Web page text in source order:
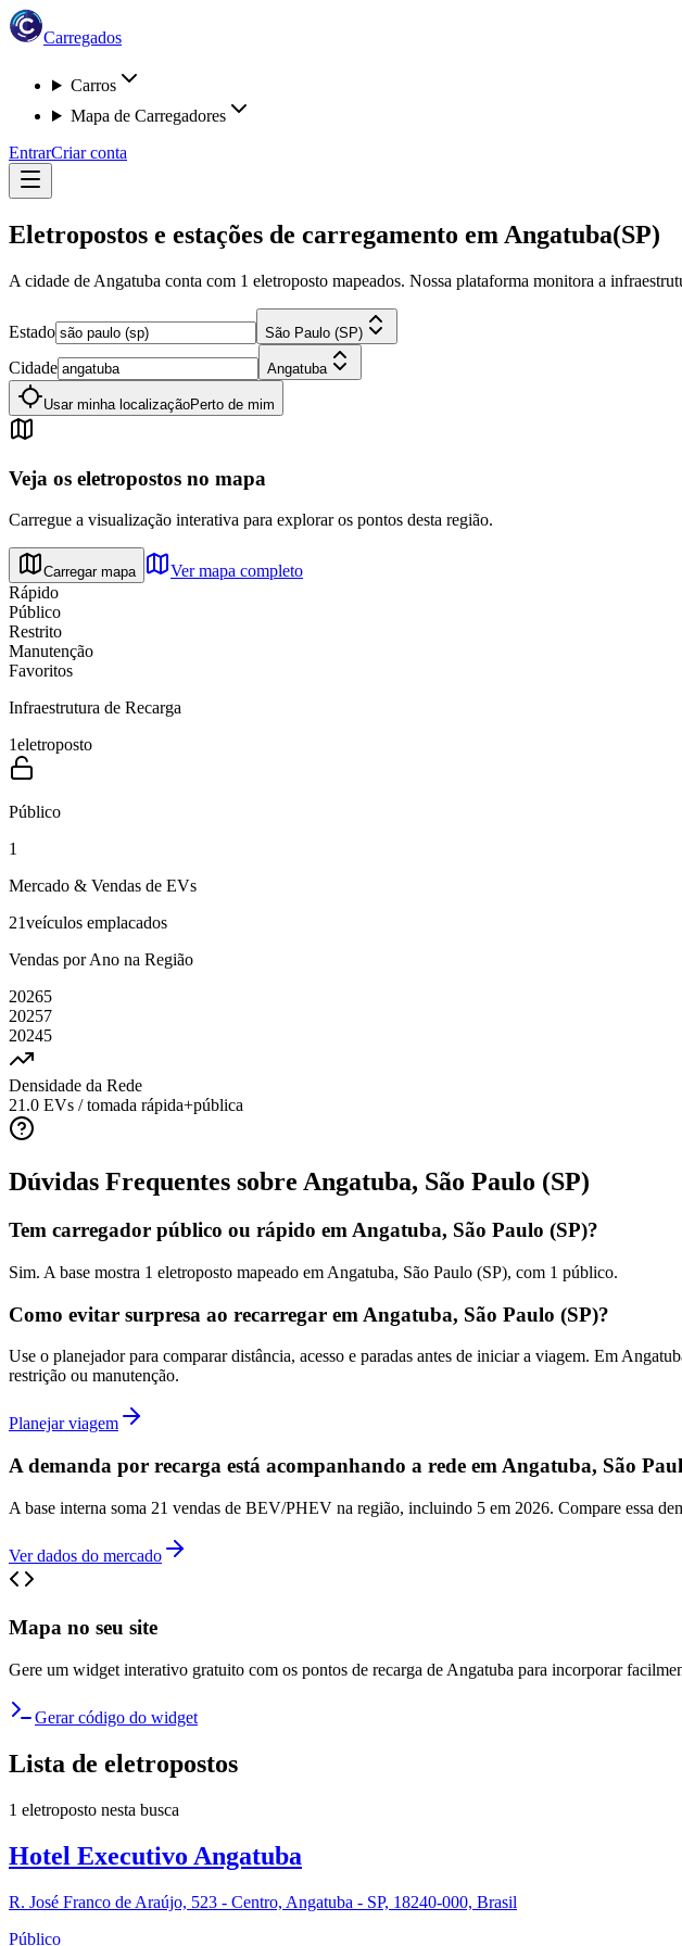
Carregados
Carros
Mapa de Carregadores
EntrarCriar conta
Eletropostos e estações de carregamento em Angatuba(SP)
A cidade de Angatuba conta com 1 eletroposto mapeados. Nossa plataforma monitora a
Estado São Paulo (SP)
Cidade Angatuba
Usar minha localizaçãoPerto de mim
Veja os eletropostos no mapa
Carregue a visualização interativa para explorar os pontos desta região.
Carregar mapa
Ver mapa completo
Rápido
Público
Restrito
Manutenção
Favoritos
Infraestrutura de Recarga
1eletroposto
Público
1
Mercado & Vendas de EVs
21veículos emplacados
Vendas por Ano na Região
20265
20257
20245
Densidade da Rede
21.0 EVs / tomada rápida+pública
Dúvidas Frequentes sobre Angatuba, São Paulo (SP)
Tem carregador público ou rápido em Angatuba, São Paulo (SP)?
Sim. A base mostra 1 eletroposto mapeado em Angatuba, São Paulo (SP), com 1 público.
Como evitar surpresa ao recarregar em Angatuba, São Paulo (SP)?
Use o planejador para comparar distância, acesso e paradas antes de iniciar a viagem. Em
restrição ou manutenção.
Planejar viagem
A demanda por recarga está acompanhando a rede em Angatuba, São
A base interna soma 21 vendas de BEV/PHEV na região, incluindo 5 em 2026. Compare essa
Ver dados do mercado
Mapa no seu site
Gere um widget interativo gratuito com os pontos de recarga de Angatuba para incorporar
Gerar código do widget
Lista de eletropostos
1 eletroposto nesta busca
Hotel Executivo Angatuba
R. José Franco de Araújo, 523 - Centro, Angatuba - SP, 18240-000, Brasil
Público